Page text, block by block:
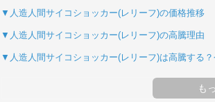
▼人造人間サイコショッカー(レリーフ)の価格推移
▼人造人間サイコショッカー(レリーフ)の高騰理由
▼人造人間サイコショッカー(レリーフ)は高騰する